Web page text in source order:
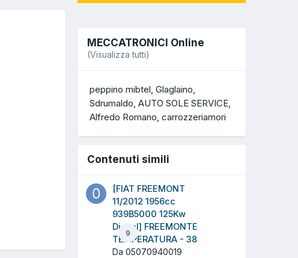
MECCATRONICI Online
(Visualizza tutti)
peppino mibtel Glaglaino
Sdrumaldo AUTO SOLE SERVICE
Alfredo Romano carrozzeriamori
Contenuti simili
9
[FIAT FREEMONT
11/2012 1956cc
939B5000 125Kw
Diesel] FREEMONTE
TEMPERATURA - 38
Da 05070940019